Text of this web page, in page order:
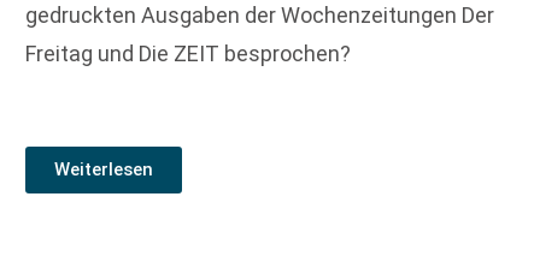
gedruckten Ausgaben der Wochenzeitungen Der
Freitag und Die ZEIT besprochen?
Weiterlesen